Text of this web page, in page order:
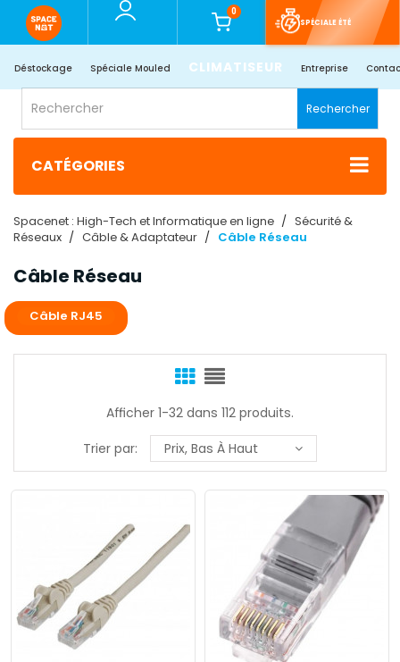
0
SPÉCIALE ÉTÉ
Déstockage Spéciale Mouled CLIMATISEUR Entreprise
Rechercher
CATÉGORIES
Spacenet : High-Tech et Informatique en ligne
Sécurité &
Réseaux
Câble & Adaptateur Câble Réseau
Câble Réseau
Câble RJ45
Afficher 1-32 dans 112 produits.
Trier par:
Prix, Bas À Haut